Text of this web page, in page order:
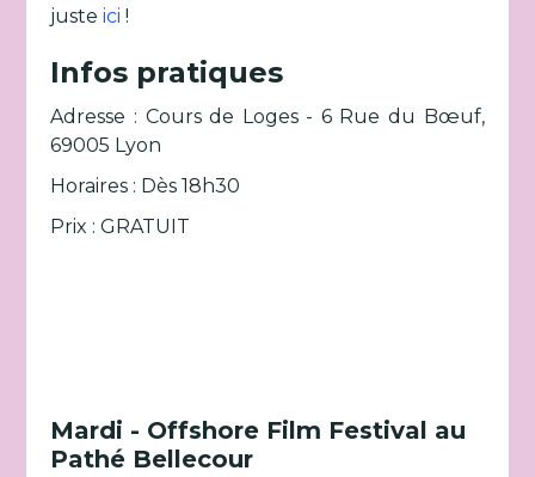
justeici !
Infos pratiques
Adresse : Cours de Loges - 6 Rue du Bœuf,
69005 Lyon
Horaires : Dès 18h30
Prix : GRATUIT
Mardi - Offshore Film Festival au
Pathé Bellecour